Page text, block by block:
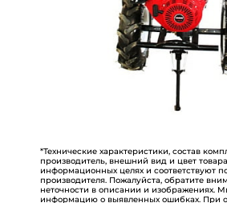
*Технические характеристики, состав
производитель, внешний вид и цвет
информационных целях и соответствуют
производителя. Пожалуйста, обратите
неточности в описании и изображениях.
информацию о выявленных ошибках. При